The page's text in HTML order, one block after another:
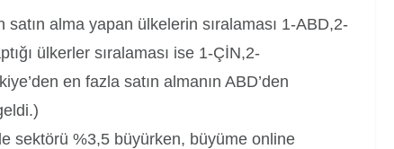
alma yapan ülkelerin sıralaması 1-ABD,2-
ülkerler sıralaması ise 1-ÇİN,2-
en fazla satın almanın ABD’den
sektörü %3,5 büyürken, büyüme online